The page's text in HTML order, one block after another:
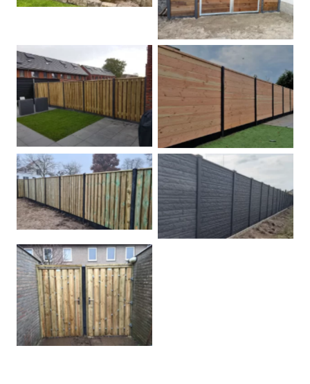
Betonpalen schutting Douglas
Hout beton schuttingen Rots motief antraciet
Tuindeur grenen